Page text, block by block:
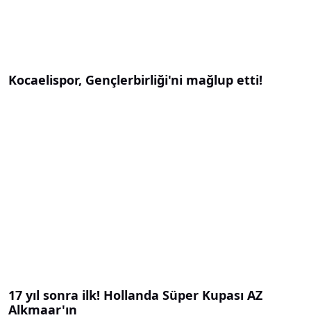
Kocaelispor, Gençlerbirliği'ni mağlup etti!
17 yıl sonra ilk! Hollanda Süper Kupası AZ
Alkmaar'ın